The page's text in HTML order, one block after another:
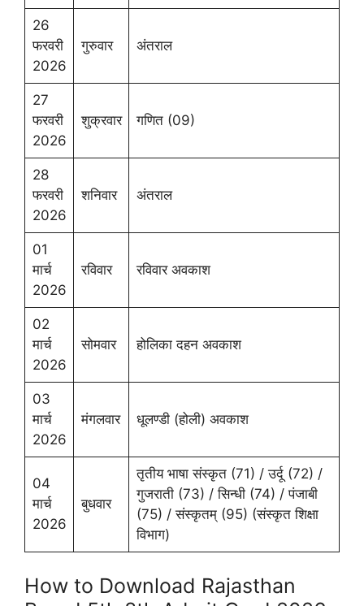
26
फरवरी
2026
गुरुवार अंतराल
27
फरवरी
2026
शुक्रवार गणित (09)
28
फरवरी
2026
शनिवार अंतराल
01
मार्च
2026
रविवार रविवार अवकाश
02
मार्च
2026
सोमवार होलिका दहन अवकाश
03
मार्च
2026
मंगलवार धूलण्डी (होली) अवकाश
04
मार्च
2026
बुधवार
तृतीय भाषा संस्कृत (71) / उर्दू (72) /
गुजराती (73) / सिन्धी (74) / पंजाबी
(75) / संस्कृतम् (95) (संस्कृत शिक्षा
विभाग)
How to Download Rajasthan